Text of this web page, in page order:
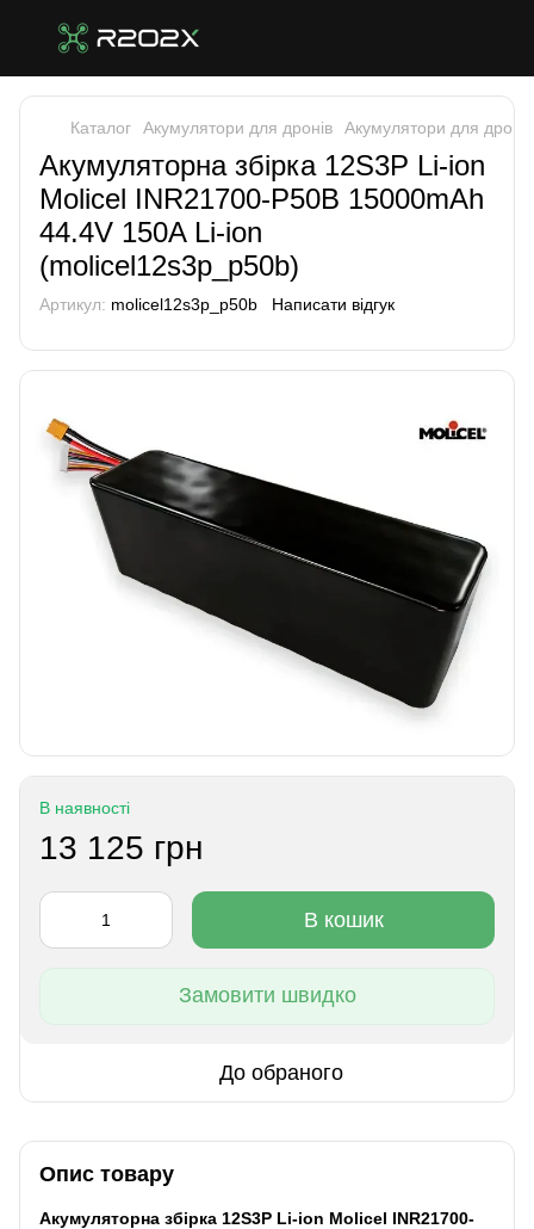
Каталог Акумулятори для дронів Акумулятори для
Акумуляторна збірка 12S3P Li-ion
Molicel INR21700-P50B 15000mAh
44.4V 150A Li-ion
(molicel12s3p_p50b)
Артикул: molicel12s3p_p50b Написати відгук
В наявності
13 125 грн
В кошик
Замовити швидко
До обраного
Опис товару
Акумуляторна збірка 12S3P Li-ion Molicel INR21700-